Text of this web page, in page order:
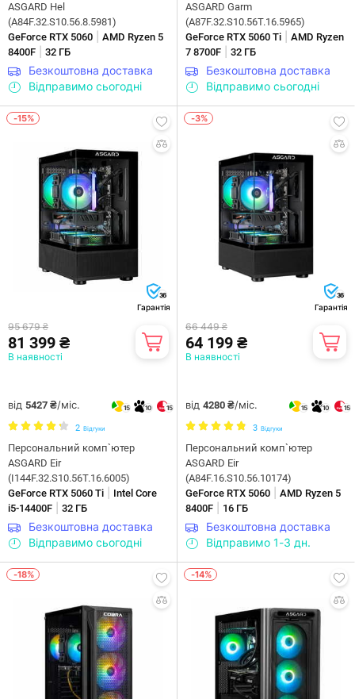
ASGARD Hel
(A84F.32.S10.56.8.5981)
GeForce RTX 5060
AMD Ryzen 5
8400F
32 ГБ
Безкоштовна доставка
Відправимо сьогодні
ASGARD Garm
(A87F.32.S10.56T.16.5965)
GeForce RTX 5060 Ti
AMD Ryzen
7 8700F
32 ГБ
Безкоштовна доставка
Відправимо сьогодні
-15%
36
Гарантія
95 679 ₴
81 399 ₴
В наявності
від 5427 ₴/міс. 15 10 15
2 Відгуки
Персональний комп`ютер
ASGARD Eir
(I144F.32.S10.56T.16.6005)
GeForce RTX 5060 Ti
Intel Core
i5-14400F
32 ГБ
Безкоштовна доставка
Відправимо сьогодні
-3%
36
Гарантія
66 449 ₴
64 199 ₴
В наявності
від 4280 ₴/міс. 15 10 15
3 Відгуки
Персональний комп`ютер
ASGARD Eir
(A84F.16.S10.56.10174)
GeForce RTX 5060
AMD Ryzen 5
8400F
16 ГБ
Безкоштовна доставка
Відправимо 1-3 дн.
-18% -14%